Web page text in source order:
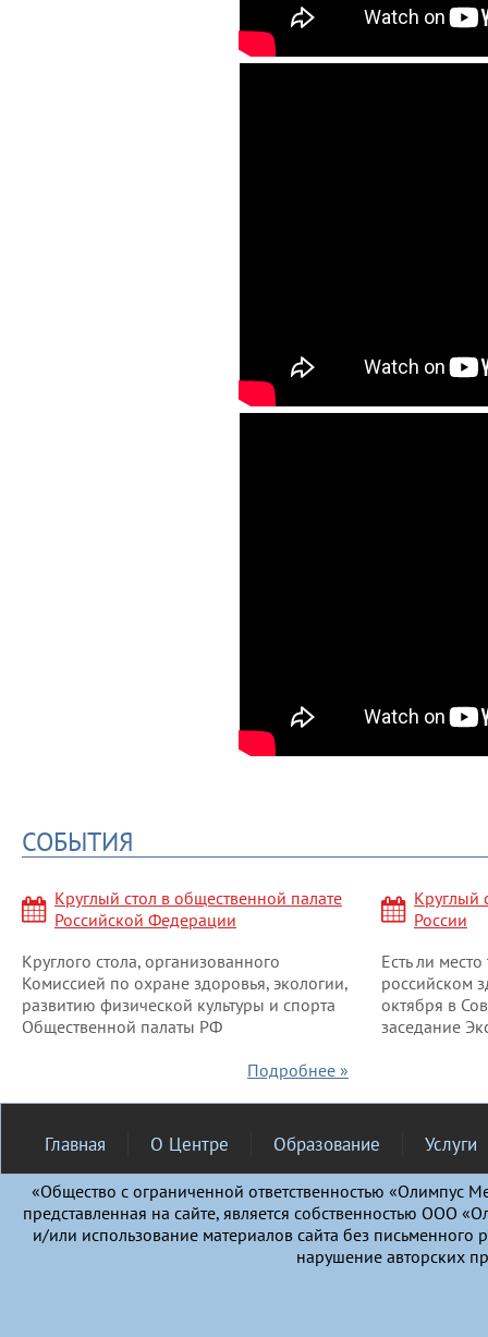
СОБЫТИЯ
Круглый стол в общественной палате
Российской Федерации
Круглого стола, организованного
Комиссией по охране здоровья, экологии,
развитию физической культуры и спорта
Общественной палаты РФ
Подробнее »
Круглый
России
Есть ли
российском
октября в
заседание
Главная О Центре Образование Услуги
«Общество с ограниченной ответственностью «Олимпус
представленная на сайте, является собственностью ООО
и/или использование материалов сайта без письменного
нарушение авторских